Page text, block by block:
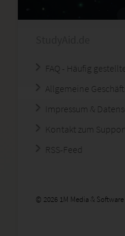
FAQ - Häufig
Allgemeine
Impressum &
Kontakt zum
RSS-Feed
© 2026 1M Media &